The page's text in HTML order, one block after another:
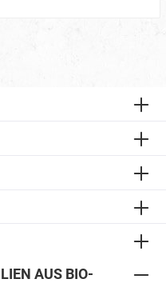
AUS BIO-